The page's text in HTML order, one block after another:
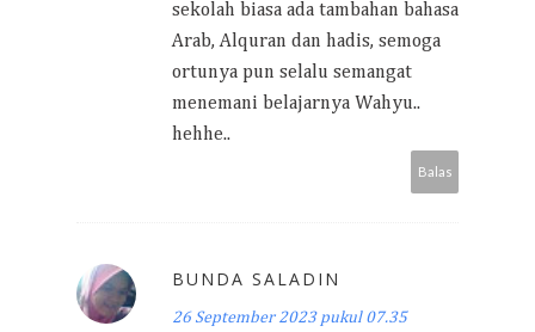
sekolah biasa ada tambahan bahasa
Arab, Alquran dan hadis, semoga
ortunya pun selalu semangat
menemani belajarnya Wahyu..
hehhe..
Balas
BUNDA SALADIN
26 September 2023 pukul 07.35